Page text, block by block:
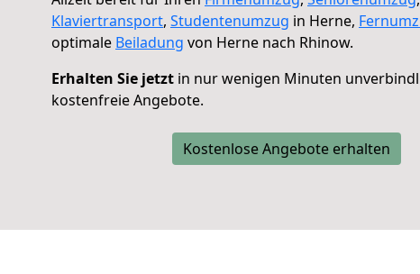
Klaviertransport, Studentenumzug in Herne,
optimale Beiladung von Herne nach Rhinow.
Erhalten Sie jetzt in nur wenigen Minuten
kostenfreie Angebote.
Kostenlose Angebote erhalten